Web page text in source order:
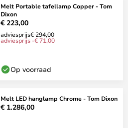
Melt Portable tafellamp Copper - Tom
Dixon
€ 223,00
adviesprijs€ 294,00
adviesprijs -€ 71,00
Op voorraad
Melt LED hanglamp Chrome - Tom Dixon
€ 1.286,00